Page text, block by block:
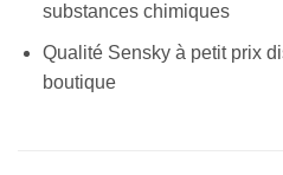
substances chimiques
Qualité Sensky à petit prix
boutique